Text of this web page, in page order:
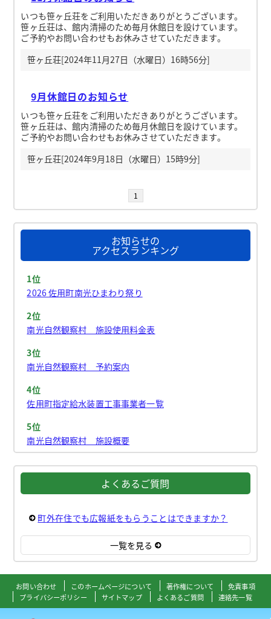
いつも笹ヶ丘荘をご利用いただきありがとうございます。
笹ヶ丘荘は、館内清掃のため毎月休館日を設けています。
ご予約やお問い合わせもお休みさせていただきます。
笹ヶ丘荘[2024年11月27日（水曜日）16時56分]
9月休館日のお知らせ
いつも笹ヶ丘荘をご利用いただきありがとうございます。
笹ヶ丘荘は、館内清掃のため毎月休館日を設けています。
ご予約やお問い合わせもお休みさせていただきます。
笹ヶ丘荘[2024年9月18日（水曜日）15時9分]
1
お知らせの
アクセスランキング
1位
2026 佐用町南光ひまわり祭り
2位
南光自然観察村 施設使用料金表
3位
南光自然観察村 予約案内
4位
佐用町指定給水装置工事事業者一覧
5位
南光自然観察村 施設概要
よくあるご質問
町外在住でも広報紙をもらうことはできますか？
一覧を見る
お問い合わせ このホームページについて 著作権について
免責事項
プライバシーポリシー
サイトマップ よくあるご質問 連絡先一覧